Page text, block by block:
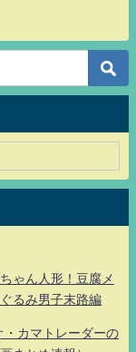
ゃん人形！豆腐メ
るみ男子末路編
カマトレーダーの